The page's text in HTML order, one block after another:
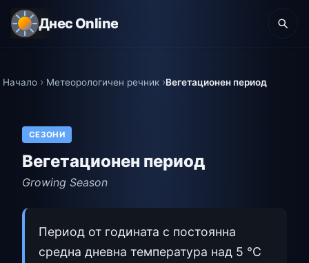
Днес Online
Начало Метеорологичен речник Вегетационен период
СЕЗОНИ
Вегетационен период
Growing Season
Период от годината с постоянна
средна дневна температура над 5 °C